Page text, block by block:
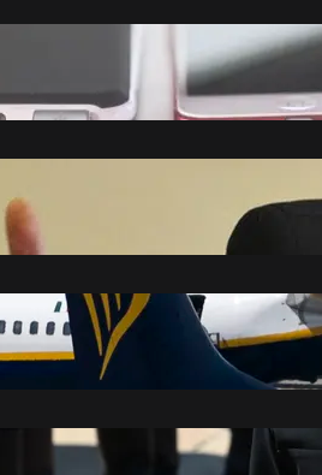
Vraćaju li se baterije na telefonima koje
sami možete zamijeniti?
avgust 8, 2026
opstrukcija istine o smrti Vladimira
Cvijana – Društvo
avgust 8, 2026
Oglasio se Rajaner povodom obustave
letova iz Niša
avgust 8, 2026
Olenik o poseti Zelenskog Srbiji